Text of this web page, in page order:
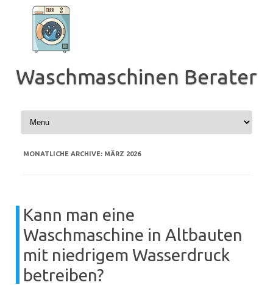
Inhalt
springen
Waschmaschinen Berater
MONATLICHE ARCHIVE: MÄRZ 2026
Kann man eine
Waschmaschine in Altbauten
mit niedrigem Wasserdruck
betreiben?